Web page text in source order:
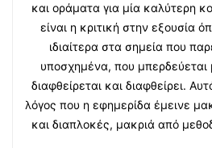
και οράματα για μία καλύτερη
είναι η κριτική στην εξουσία
ιδιαίτερα στα σημεία που
υποσχημένα, που μπερδεύεται
διαφθείρεται και διαφθείρει.
λόγος που η εφημερίδα έμεινε
και διαπλοκές, μακριά από